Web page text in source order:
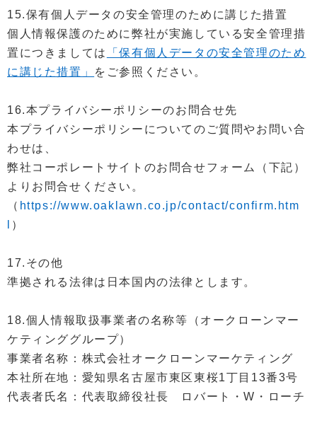
15.保有個人データの安全管理のために講じた措置
個人情報保護のために弊社が実施している安全管理措
置につきましては
「保有個人データの安全管理のため
に講じた措置」
をご参照ください。
16.本プライバシーポリシーのお問合せ先
本プライバシーポリシーについてのご質問やお問い合
わせは、
弊社コーポレートサイトのお問合せフォーム（下記）
よりお問合せください。
（ https://www.oaklawn.co.jp/contact/confirm.htm
）
17.その他
準拠される法律は日本国内の法律とします。
18.個人情報取扱事業者の名称等（オークローンマー
ケティンググループ）
事業者名称：株式会社オークローンマーケティング
本社所在地：愛知県名古屋市東区東桜1丁目13番3号
代表者氏名：代表取締役社長 ロバート・W・ローチ